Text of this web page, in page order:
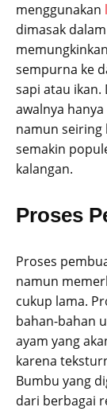
menggunakan
dimasak
sempurna ke
sapi atau ikan.
awalnya
namun seiring
semakin
kalangan.
Proses
Proses
namun
cukup lama.
bahan-bahan
ayam yang
karena
Bumbu yang
dari berbagai